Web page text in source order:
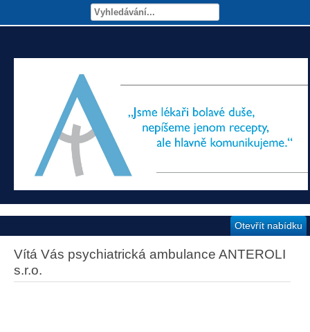
Otevřít nabídku
Vítá Vás psychiatrická ambulance ANTEROLI
s.r.o.